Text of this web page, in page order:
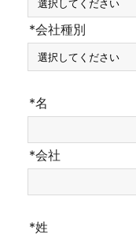
*会社種別
*名
*会社
*姓